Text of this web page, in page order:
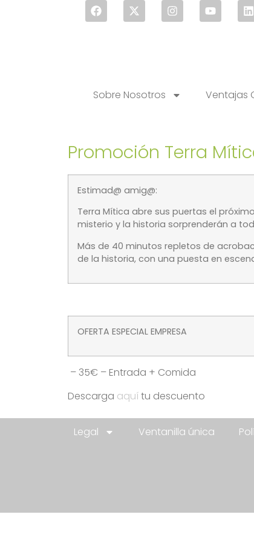
Sobre Nosotros Ventajas
Promoción Terra
Estimad@ amig@:
Terra Mítica abre sus puertas el
misterio y la historia sorprenderán a
Más de 40 minutos repletos de
de la historia, con una puesta en
OFERTA ESPECIAL EMPRESA
– 35€ – Entrada + Comida
Descarga aquítu descuento
Legal Ventanilla única